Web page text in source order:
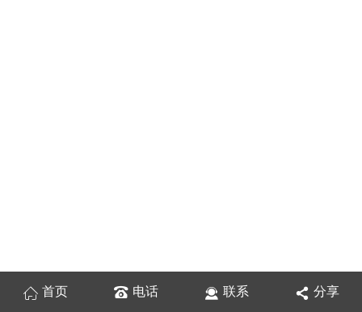
首页 电话 联系 分享